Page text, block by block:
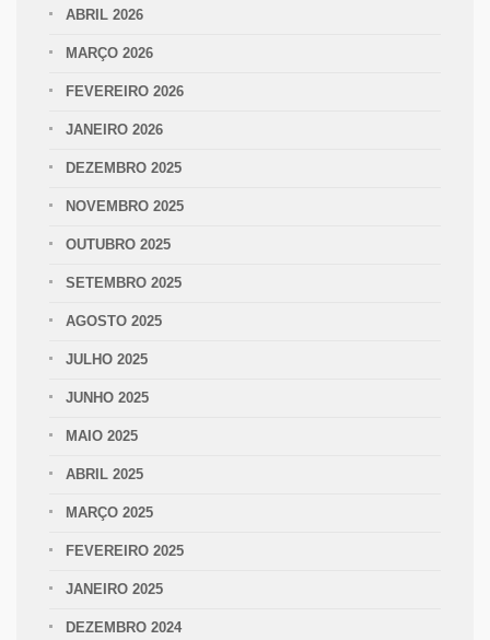
ABRIL 2026
MARÇO 2026
FEVEREIRO 2026
JANEIRO 2026
DEZEMBRO 2025
NOVEMBRO 2025
OUTUBRO 2025
SETEMBRO 2025
AGOSTO 2025
JULHO 2025
JUNHO 2025
MAIO 2025
ABRIL 2025
MARÇO 2025
FEVEREIRO 2025
JANEIRO 2025
DEZEMBRO 2024